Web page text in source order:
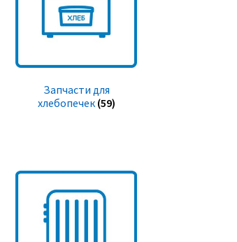
Запчасти для
хлебопечек (59)